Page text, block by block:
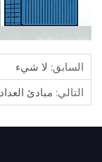
السابق: لا شيء
التالي: مبادئ